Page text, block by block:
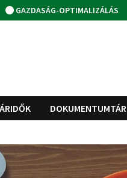
GAZDASÁG-OPTIMALIZÁLÁS
DOKUMENTUMTÁR